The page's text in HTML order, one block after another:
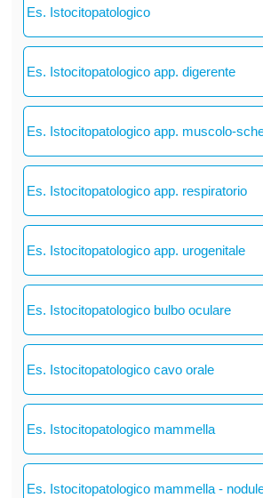
Es. Istocitopatologico
Es. Istocitopatologico app. digerente
Es. Istocitopatologico app. muscolo-
Es. Istocitopatologico app. respiratorio
Es. Istocitopatologico app. urogenitale
Es. Istocitopatologico bulbo oculare
Es. Istocitopatologico cavo orale
Es. Istocitopatologico mammella
Es. Istocitopatologico mammella -